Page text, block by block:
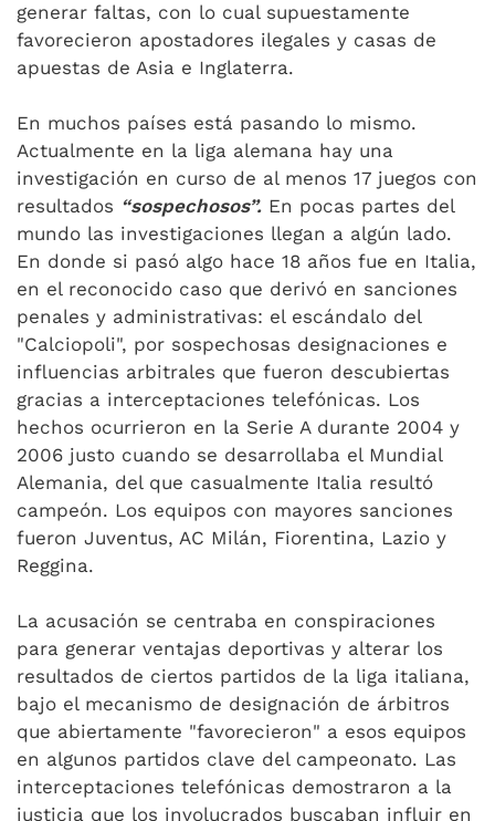
generar faltas, con lo cual supuestamente
favorecieron apostadores ilegales y casas de
apuestas de Asia e Inglaterra.
En muchos países está pasando lo mismo.
Actualmente en la liga alemana hay una
investigación en curso de al menos 17 juegos con
resultados “sospechosos”. En pocas partes del
mundo las investigaciones llegan a algún lado.
En donde si pasó algo hace 18 años fue en Italia,
en el reconocido caso que derivó en sanciones
penales y administrativas: el escándalo del
"Calciopoli", por sospechosas designaciones e
influencias arbitrales que fueron descubiertas
gracias a interceptaciones telefónicas. Los
hechos ocurrieron en la Serie A durante 2004 y
2006 justo cuando se desarrollaba el Mundial
Alemania, del que casualmente Italia resultó
campeón. Los equipos con mayores sanciones
fueron Juventus, AC Milán, Fiorentina, Lazio y
Reggina.
La acusación se centraba en conspiraciones
para generar ventajas deportivas y alterar los
resultados de ciertos partidos de la liga italiana,
bajo el mecanismo de designación de árbitros
que abiertamente "favorecieron" a esos equipos
en algunos partidos clave del campeonato. Las
interceptaciones telefónicas demostraron a la
justicia que los involucrados buscaban influir en